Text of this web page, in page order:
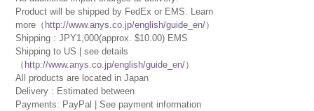
Product will be shipped by FedEx or EMS. Learn
more（ http://www.anys.co.jp/english/guide_en/）
Shipping : JPY1,000(approx. $10.00) EMS
Shipping to US | see details
（ http://www.anys.co.jp/english/guide_en/）
All products are located in Japan
Delivery : Estimated between
Payments: PayPal | See payment information